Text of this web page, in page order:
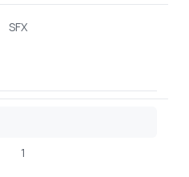
SFX
1